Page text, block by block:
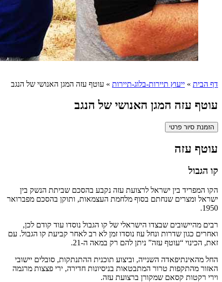
דף הבית » ייעוץ תיירות-בלוג-תיירות » עוטף עזה המגן האנושי של הנגב
עוטף עזה המגן האנושי של הנגב
הזמנת סיור פרטי
עוטף עזה
קו הגבול
הקו המפריד בין ישראל לרצועת עזה נקבע בהסכם שביתת הנשק בין
ישראל ומצרים שנחתם בסוף מלחמת העצמאות, ותוקן בהסכם מפברואר
1950.
רבים מהיישובים שבצדו הישראלי של קו הגבול נוסדו עוד קודם לכן,
ואחרים כגון שדרות ונחל עוז נוסדו זמן לא רב לאחר קביעת קו הגבול. עם
זאת, הכינוי “עוטף עזה” ניתן להם רק במאה ה-21.
החל מהאינתיפאדה השנייה, וביצוע תוכנית ההתנתקות, סובלים יישובי
האזור מהתקפות טרור המתבטאות בניסיונות חדירה, ירי פצצות מרגמה
וירי רקטות קסאם שמקורן ברצועת עזה.